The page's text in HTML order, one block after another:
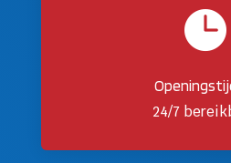

24/7